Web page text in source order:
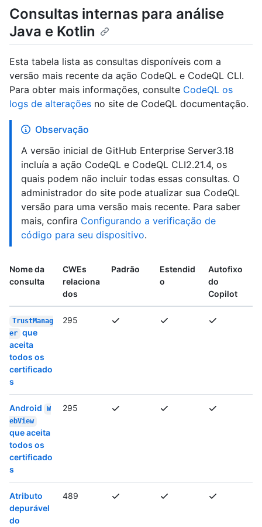
Consultas internas para análise
Java e Kotlin
Esta tabela lista as consultas disponíveis com a
versão mais recente da ação CodeQL e CodeQL CLI.
Para obter mais informações, consulte CodeQL os
logs de alterações no site de CodeQL documentação.
Observação
A versão inicial de GitHub Enterprise Server3.18
incluía a ação CodeQL e CodeQL CLI2.21.4, os
quais podem não incluir todas essas consultas. O
administrador do site pode atualizar sua CodeQL
versão para uma versão mais recente. Para saber
mais, confira Configurando a verificação de
código para seu dispositivo.
Nome da
consulta
CWEs
relaciona
dos
Padrão
Estendid
o
Autofixo
do
Copilot
TrustManag
er que
aceita
todos os
certificado
s
295
Android
W
ebView
que aceita
todos os
certificado
s
295
Atributo
depurável
do
489